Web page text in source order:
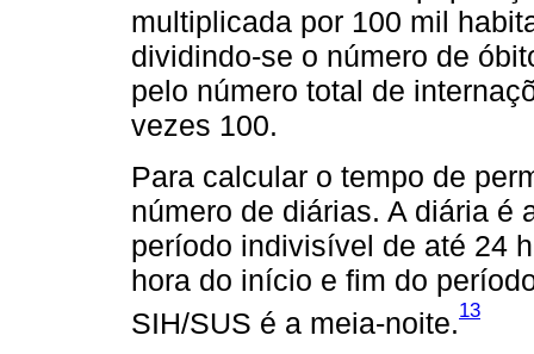
multiplicada por 100 mil
dividindo-se o número de
pelo número total de
vezes 100.
Para calcular o tempo de
número de diárias. A diária é
período indivisível de até 24
hora do início e fim do
SIH/SUS é a meia-noite.13